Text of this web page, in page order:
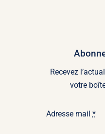
Recevez
votre
Adresse mail *